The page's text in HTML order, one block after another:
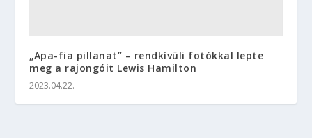
„Apa-fia pillanat” – rendkívüli fotókkal lepte
meg a rajongóit Lewis Hamilton
2023.04.22.